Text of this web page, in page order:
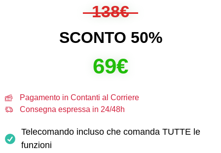
138€
SCONTO 50%
69€
Pagamento in Contanti al Corriere
Consegna espressa in 24/48h
Telecomando incluso che comanda TUTTE le
funzioni